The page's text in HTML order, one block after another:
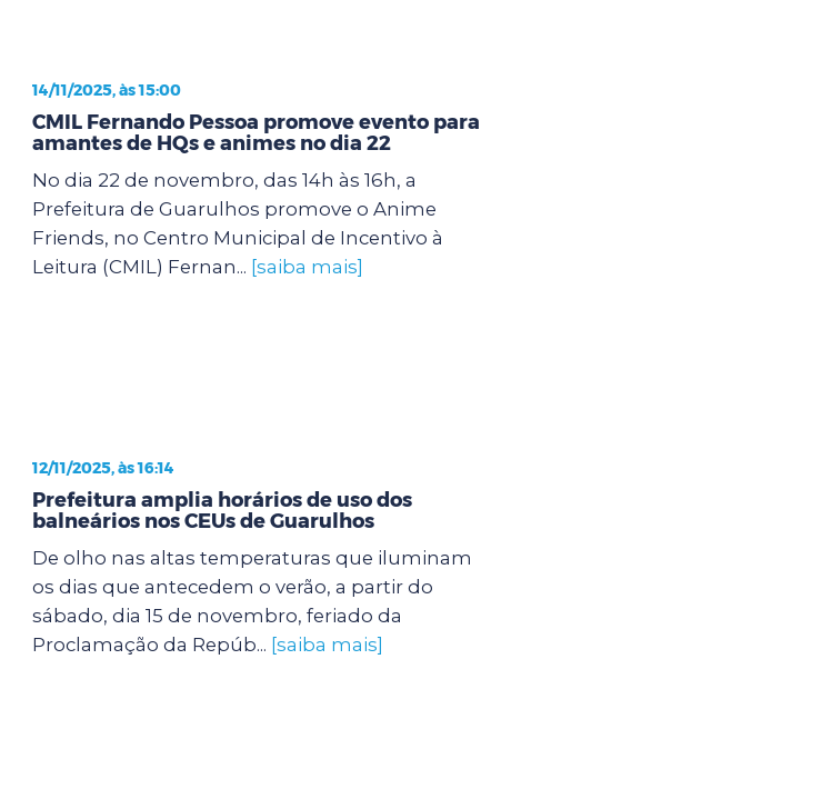
14/11/2025, às 15:00
CMIL Fernando Pessoa promove evento para
amantes de HQs e animes no dia 22
No dia 22 de novembro, das 14h às 16h, a
Prefeitura de Guarulhos promove o Anime
Friends, no Centro Municipal de Incentivo à
Leitura (CMIL) Fernan... [saiba mais]
12/11/2025, às 16:14
Prefeitura amplia horários de uso dos
balneários nos CEUs de Guarulhos
De olho nas altas temperaturas que iluminam
os dias que antecedem o verão, a partir do
sábado, dia 15 de novembro, feriado da
Proclamação da Repúb... [saiba mais]